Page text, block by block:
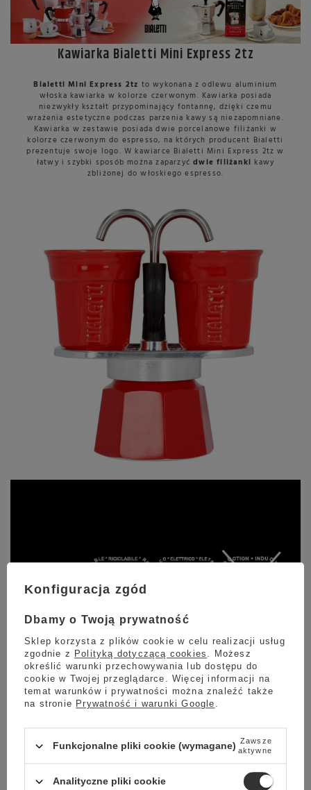
Kawiarka Bialetti Mini Express 2tz
Bialetti Mini Express 2tz to wykonana z odlewu aluminium
włoska kawiarka w kolorze czerwonym. Kawiarka posiada
niezwykły kształt przypominający fontannę, dzięki czemu
wrażenia estetyczne podczas parzenia kawy są niezapomniane.
Kawiarka w zestawie posiada dwie porcelanowe filiżanki w
kolorze czerwonym do espresso, na których producent Bialetti
prezentuje swoje logo. W kawiarce Bialetti Mini Express 2tz w
łatwy i szybki sposób można zaparzyćdwie filiżanki kawy
zbliżonej do włoskiego espresso.
KAWIARKA PRZEZNACZONA NA PALNIKI GAZOWE
Konfiguracja zgód
Dbamy o Twoją prywatność
Sklep korzysta z plików cookie w celu realizacji usług
zgodnie z Polityką dotyczącą cookies . Możesz
określić warunki przechowywania lub dostępu do
cookie w Twojej przeglądarce. Więcej informacji na
temat warunków i prywatności można znaleźć także
na stronie Prywatność i warunki Google .
Funkcjonalne pliki cookie (wymagane) Zawsze
aktywne
Analityczne pliki cookie